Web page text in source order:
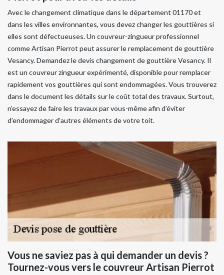
Avec le changement climatique dans le département 01170 et
dans les villes environnantes, vous devez changer les gouttières si
elles sont défectueuses. Un couvreur-zingueur professionnel
comme Artisan Pierrot peut assurer le remplacement de gouttière
Vesancy. Demandez le devis changement de gouttière Vesancy. Il
est un couvreur zingueur expérimenté, disponible pour remplacer
rapidement vos gouttières qui sont endommagées. Vous trouverez
dans le document les détails sur le coût total des travaux. Surtout,
n’essayez de faire les travaux par vous-même afin d’éviter
d’endommager d’autres éléments de votre toit.
Vous ne saviez pas à qui demander un devis ?
Tournez-vous vers le couvreur Artisan Pierrot